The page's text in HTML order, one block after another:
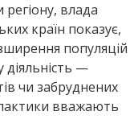
влада
країн показує,
популяцій
діяльність —
чи забруднених
вважають